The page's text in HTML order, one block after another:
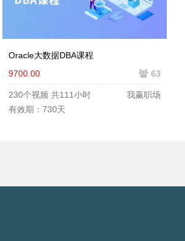
Oracle大数据DBA课程
63
9700.00
我赢职场
230个视频 共111小时
有效期：730天